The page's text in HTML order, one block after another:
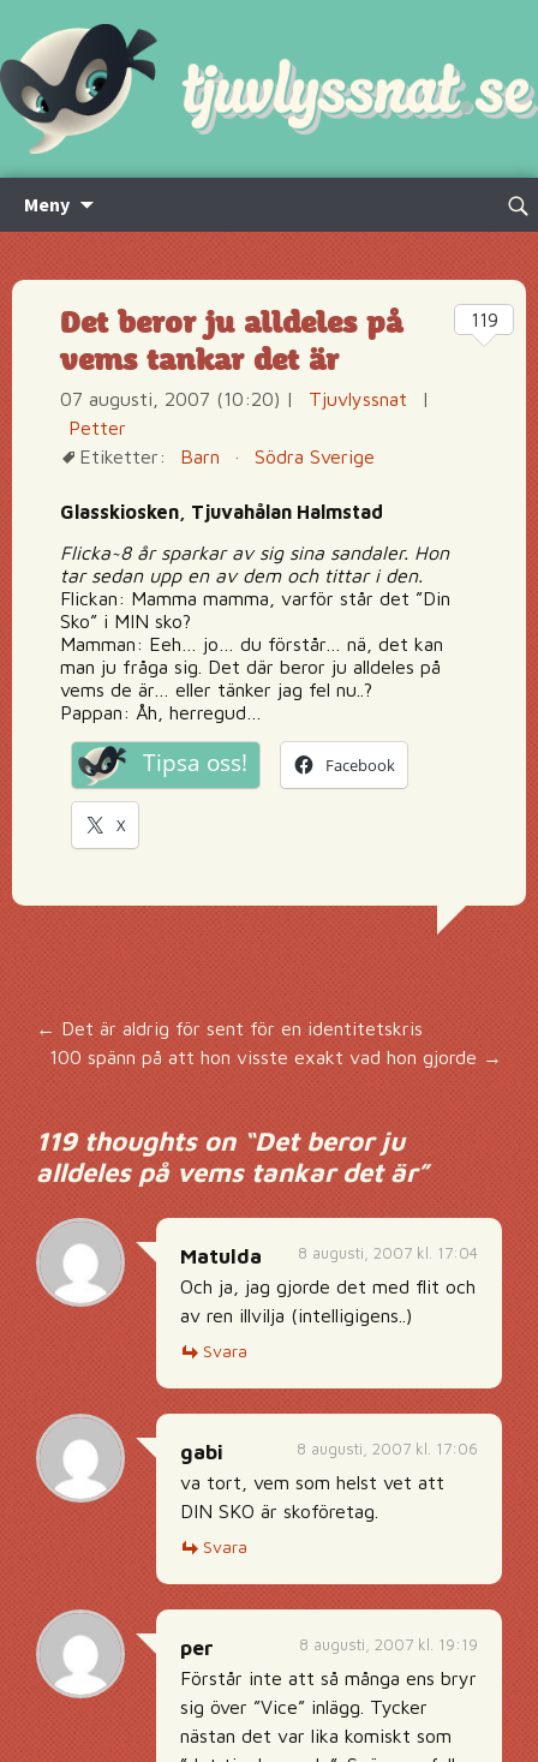
Meny
innehåll
Sök
Det beror ju alldeles på
vems tankar det är
07 augusti, 2007 (10:20) | Tjuvlyssnat
|
Petter
Etiketter:
Barn · Södra Sverige
Glasskiosken, Tjuvahålan Halmstad
Flicka~8 år sparkar av sig sina sandaler. Hon
tar sedan upp en av dem och tittar i den.
Flickan: Mamma mamma, varför står det ”Din
Sko” i MIN sko?
Mamman: Eeh… jo… du förstår… nä, det kan
man ju fråga sig. Det där beror ju alldeles på
vems de är… eller tänker jag fel nu..?
Pappan: Åh, herregud…
Tipsa oss! Facebook
X
119
Inläggsnavigering
←Det är aldrig för sent för en identitetskris
100 spänn på att hon visste exakt vad hon gjorde →
119 thoughts on “Det beror ju
alldeles på vems tankar det är”
8 augusti, 2007 kl. 17:04
Matulda
Och ja, jag gjorde det med flit och
av ren illvilja (intelligigens..)
Svara
8 augusti, 2007 kl. 17:06
gabi
va tort, vem som helst vet att
DIN SKO är skoföretag.
Svara
8 augusti, 2007 kl. 19:19
per
Förstår inte att så många ens bryr
sig över ”Vice” inlägg. Tycker
nästan det var lika komiskt som